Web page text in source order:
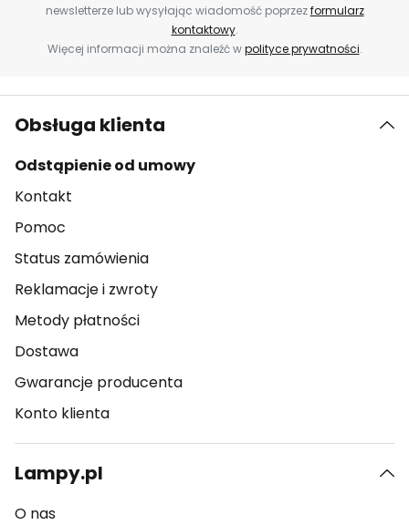
newsletterze lub wysyłając wiadomość poprzezformularz
kontaktowy.
Więcej informacji można znaleźć wpolityce prywatności.
Obsługa klienta
Odstąpienie od umowy
Kontakt
Pomoc
Status zamówienia
Reklamacje i zwroty
Metody płatności
Dostawa
Gwarancje producenta
Konto klienta
Lampy.pl
O nas